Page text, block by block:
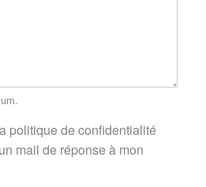
politique de confidentialité
mail de réponse à mon